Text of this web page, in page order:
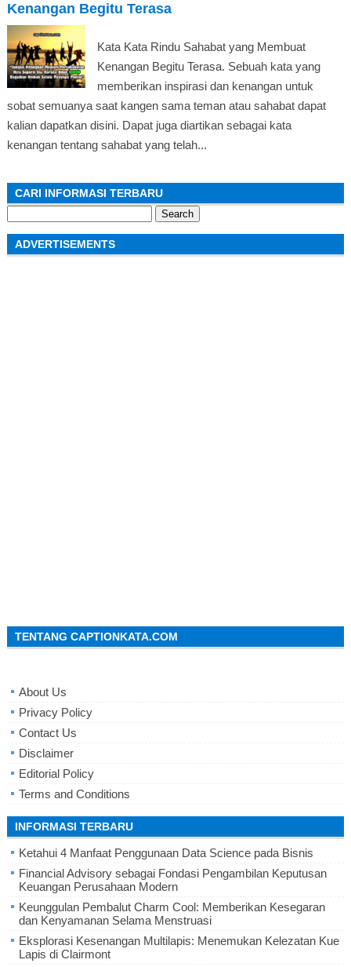
Kenangan Begitu Terasa
Kata Kata Rindu Sahabat yang Membuat
Kenangan Begitu Terasa. Sebuah kata yang
memberikan inspirasi dan kenangan untuk
sobat semuanya saat kangen sama teman atau sahabat dapat
kalian dapatkan disini. Dapat juga diartikan sebagai kata
kenangan tentang sahabat yang telah...
CARI INFORMASI TERBARU
for:
ADVERTISEMENTS
TENTANG CAPTIONKATA.COM
About Us
Privacy Policy
Contact Us
Disclaimer
Editorial Policy
Terms and Conditions
INFORMASI TERBARU
Ketahui 4 Manfaat Penggunaan Data Science pada Bisnis
Financial Advisory sebagai Fondasi Pengambilan Keputusan
Keuangan Perusahaan Modern
Keunggulan Pembalut Charm Cool: Memberikan Kesegaran
dan Kenyamanan Selama Menstruasi
Eksplorasi Kesenangan Multilapis: Menemukan Kelezatan Kue
Lapis di Clairmont